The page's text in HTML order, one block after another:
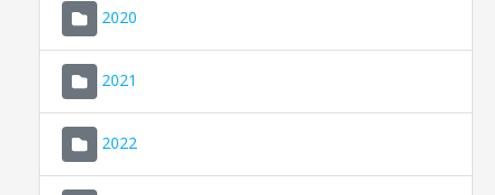
2020
2021
2022